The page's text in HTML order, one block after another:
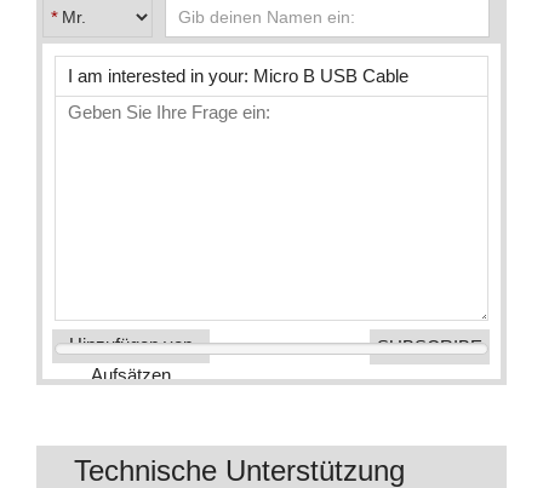
*
Hinzufügen von
Aufsätzen
Technische Unterstützung